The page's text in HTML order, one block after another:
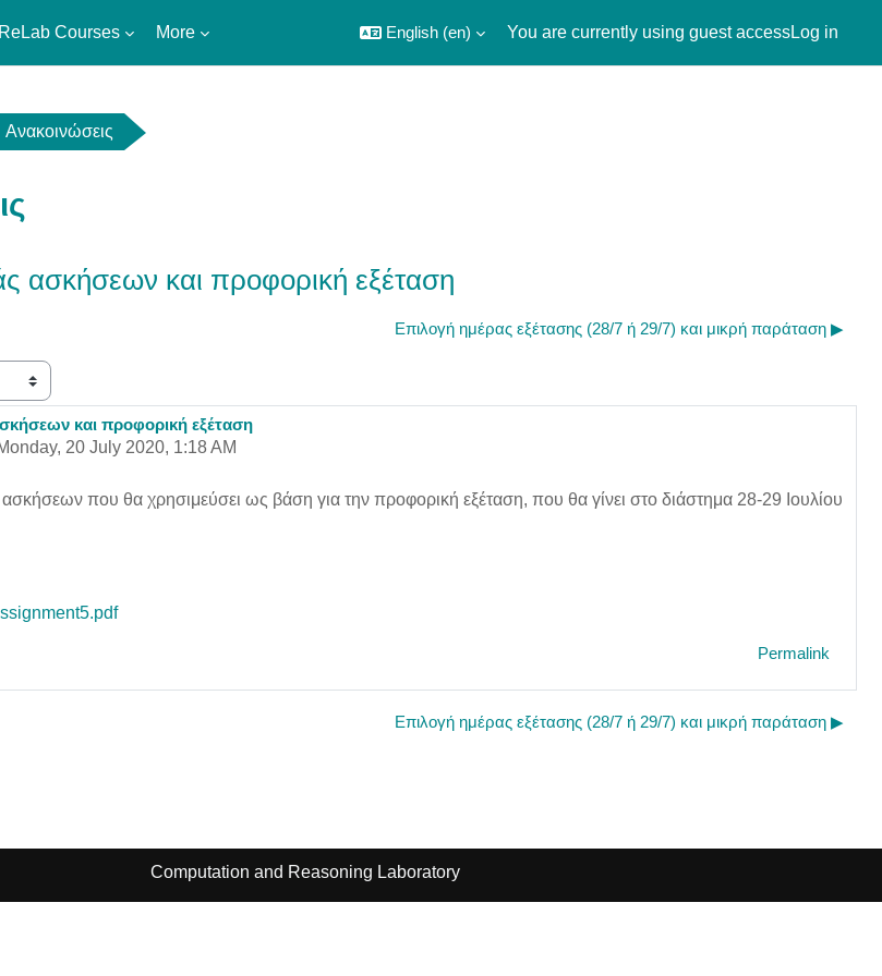
Courses More English ‎(en)‎ You are currently using guest accessLog in
Ανακοινώσεις
ασκήσεων και προφορική εξέταση
Επιλογή ημέρας εξέτασης (28/7 ή 29/7) και μικρή παράταση ▶︎
και προφορική εξέταση
20 July 2020, 1:18 AM
που θα χρησιμεύσει ως βάση για την προφορική εξέταση, που θα γίνει στο διάστημα 28-29 Ιουλίου
Permalink
Επιλογή ημέρας εξέτασης (28/7 ή 29/7) και μικρή παράταση ▶︎
Computation and Reasoning Laboratory